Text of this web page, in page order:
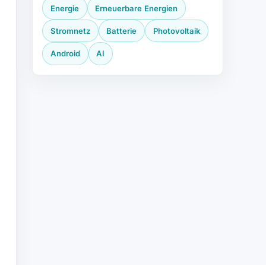
Energie Erneuerbare Energien
Stromnetz Batterie Photovoltaik
Android AI